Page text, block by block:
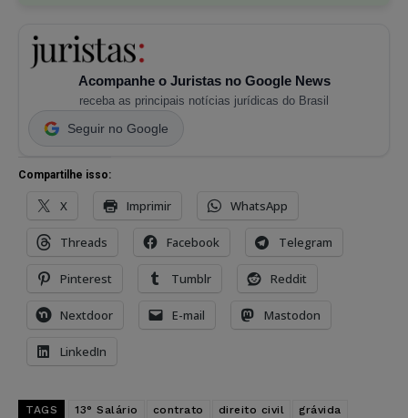
Acompanhe o Juristas no Google News
receba as principais notícias jurídicas do Brasil
Seguir no Google
Compartilhe isso:
X Imprimir WhatsApp
Threads Facebook Telegram
Pinterest Tumblr Reddit
Nextdoor E-mail Mastodon
LinkedIn
TAGS 13° Salário contrato direito civil
grávida